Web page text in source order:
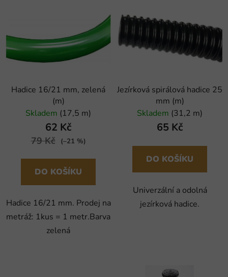
Hadice 16/21 mm, zelená
(m)
Skladem (17,5 m)
62 Kč
79 Kč (–21 %)
DO KOŠÍKU
Hadice 16/21 mm. Prodej na
metráž: 1kus = 1 metr.Barva
zelená
Jezírková spirálová hadice 25
mm (m)
Skladem (31,2 m)
65 Kč
DO KOŠÍKU
Univerzální a odolná
jezírková hadice.